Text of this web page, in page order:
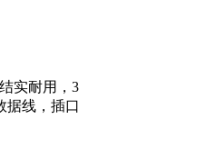
实耐用，3
据线，插口